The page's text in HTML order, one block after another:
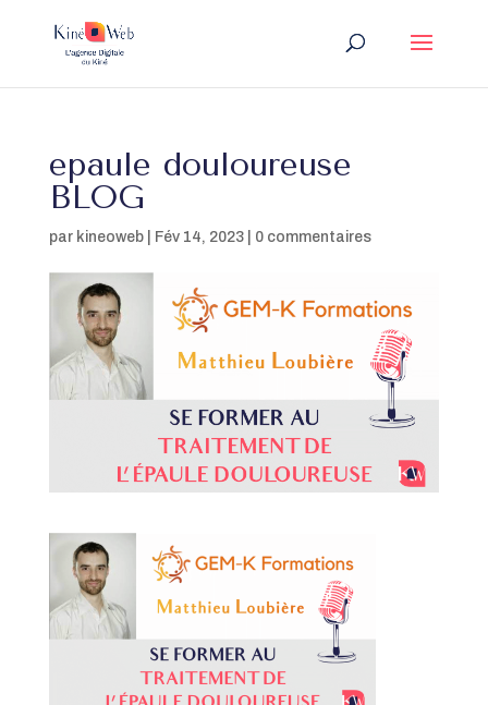
epaule douloureuse
BLOG
par kineoweb| Fév 14, 2023| 0 commentaires